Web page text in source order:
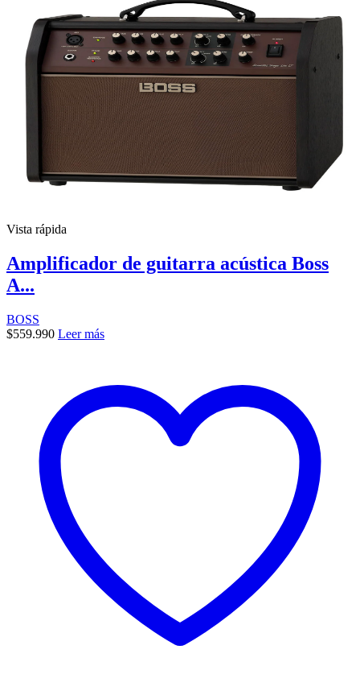
Vista rápida
Amplificador de guitarra acústica Boss
A...
BOSS
$559.990 Leer más